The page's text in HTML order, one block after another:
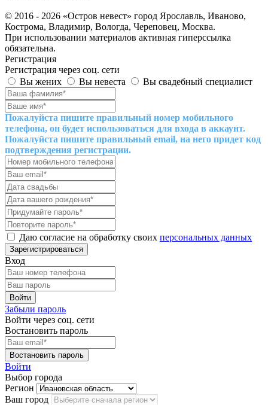
© 2016 - 2026 «Остров невест» город Ярославль, Иваново,
Кострома, Владимир, Вологда, Череповец, Москва.
При использовании материалов активная гиперссылка
обязательна.
Регистрация
Регистрация через соц. сети
Вы жених
Вы невеста Вы свадебный специалист
Пожалуйста пишите правильный номер мобильного
телефона, он будет использоваться для входа в аккаунт.
Пожалуйста пишите правильный email, на него придет код
подтверждения регистрации.
Даю согласие на обработку своих персональных данных
Вход
Забыли пароль
Войти через соц. сети
Востановить пароль
Войти
Выбор города
Регион
Ваш город